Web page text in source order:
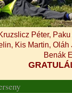
Péter,
Kis Martin,
Benák